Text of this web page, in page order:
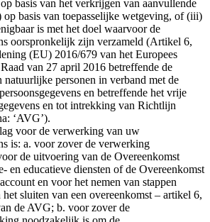
basis van het verkrijgen van aanvullende
op basis van toepasselijke wetgeving, of (iii)
is met het doel waarvoor de
oorspronkelijk zijn verzameld (Artikel 6,
(EU) 2016/679 van het Europees
van 27 april 2016 betreffende de
natuurlijke personen in verband met de
en betreffende het vrije
en tot intrekking van Richtlijn
‘AVG’).
voor de verwerking van uw
is: a. voor zover de verwerking
de uitvoering van de Overeenkomst
en educatieve diensten of de Overeenkomst
en voor het nemen van stappen
het sluiten van een overeenkomst – artikel 6,
de AVG; b. voor zover de